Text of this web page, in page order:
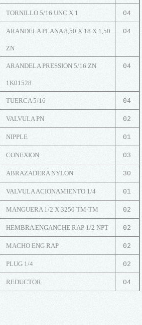
TORNILLO 5/16 UNC X 1 04
ARANDELA PLANA 8,50 X 18 X 1,50
ZN
04
ARANDELA PRESSION 5/16 ZN
1K01528
04
TUERCA 5/16 04
VALVULA PN 02
NIPPLE 01
CONEXION 03
ABRAZADERA NYLON 30
VALVULA ACIONAMIENTO 1/4 01
MANGUERA 1/2 X 3250 TM-TM 02
HEMBRA ENGANCHE RAP 1/2 NPT 02
MACHO ENG RAP 02
PLUG 1/4 02
REDUCTOR 04